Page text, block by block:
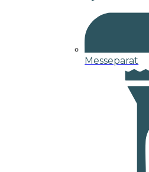
Messeparat